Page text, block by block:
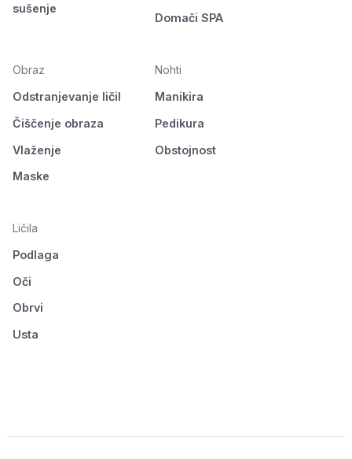
sušenje
Domači SPA
Obraz
Odstranjevanje ličil
Čiščenje obraza
Vlaženje
Maske
Nohti
Manikira
Pedikura
Obstojnost
Ličila
Podlaga
Oči
Obrvi
Usta